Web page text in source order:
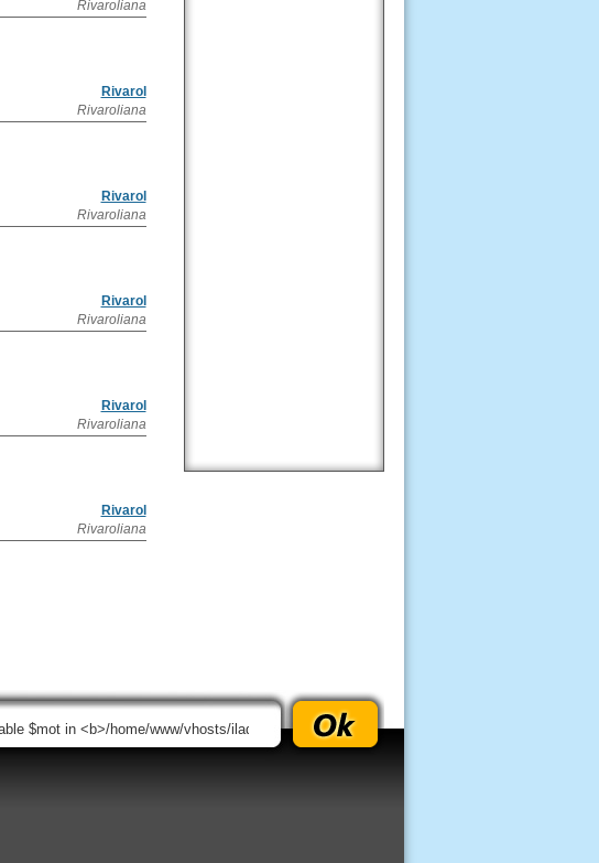
Rivaroliana
Rivarol
Rivaroliana
Rivarol
Rivaroliana
Rivarol
Rivaroliana
Rivarol
Rivaroliana
Rivarol
Rivaroliana